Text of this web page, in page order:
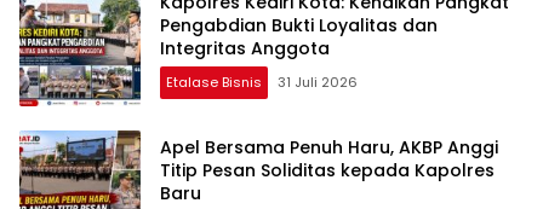
Pengabdian Bukti Loyalitas dan
Integritas Anggota
Etalase Bisnis 31 Juli 2026
Apel Bersama Penuh Haru, AKBP Anggi
Titip Pesan Soliditas kepada Kapolres
Baru